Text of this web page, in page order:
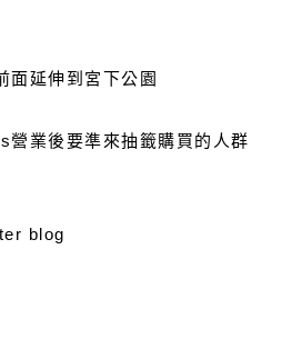
面延伸到宮下公園
營業後要準來抽籤購買的人群
blog